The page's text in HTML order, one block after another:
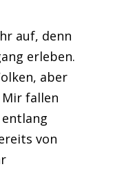
auf, denn
erleben.
aber
fallen
von